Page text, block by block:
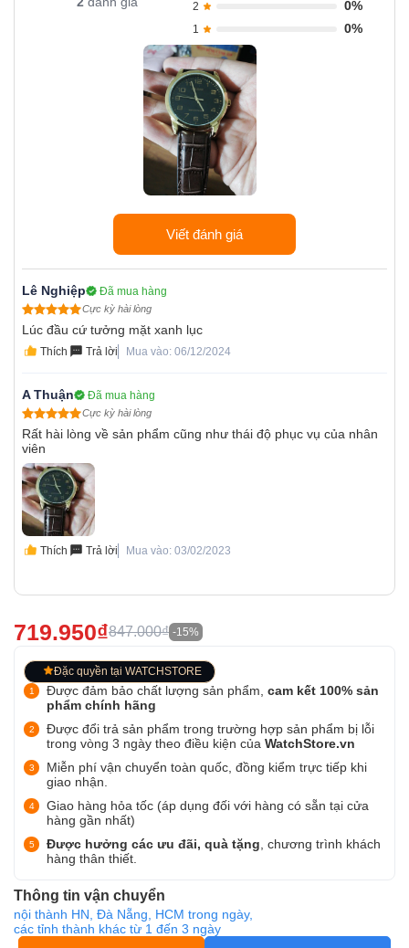
2 0%
1 0%
Viết đánh giá
Lê Nghiệp Đã mua hàng
Cực kỳ hài lòng
Lúc đầu cứ tưởng mặt xanh lục
Thích Trả lời Mua vào: 06/12/2024
A Thuận Đã mua hàng
Cực kỳ hài lòng
Rất hài lòng về sản phẩm cũng như thái độ phục vụ của nhân
viên
Thích Trả lời Mua vào: 03/02/2023
719.950₫847.000₫ -15%
Đặc quyền tại WATCHSTORE
Được đảm bảo chất lượng sản phẩm, cam kết 100% sản
phẩm chính hãng
Được đổi trả sản phẩm trong trường hợp sản phẩm bị lỗi
trong vòng 3 ngày theo điều kiện của WatchStore.vn
Miễn phí vận chuyển toàn quốc, đồng kiểm trực tiếp khi
giao nhận.
Giao hàng hỏa tốc (áp dụng đối với hàng có sẵn tại cửa
hàng gần nhất)
Được hưởng các ưu đãi, quà tặng, chương trình khách
hàng thân thiết.
Thông tin vận chuyển
nội thành HN, Đà Nẵng, HCM trong ngày,
các tỉnh thành khác từ 1 đến 3 ngày